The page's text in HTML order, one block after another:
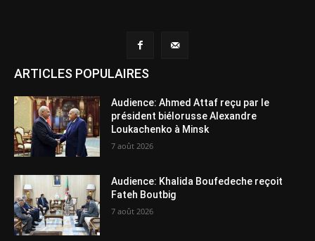
ARTICLES POPULAIRES
Audience: Ahmed Attaf reçu par le
président biélorusse Alexandre
Loukachenko à Minsk
7 août 2026
Audience: Khalida Boufedeche reçoit
Fateh Boutbig
7 août 2026